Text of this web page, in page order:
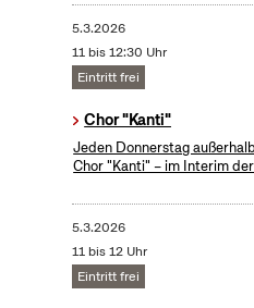
5.3.2026
11 bis 12:30 Uhr
Eintritt frei
Chor "Kanti"
Jeden Donnerstag
Chor "Kanti" – im Interim
5.3.2026
11 bis 12 Uhr
Eintritt frei